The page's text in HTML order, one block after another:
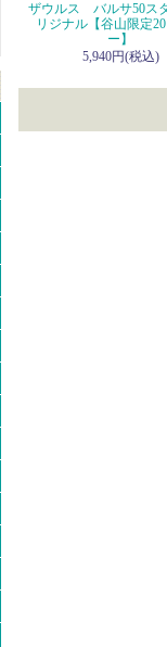
ザウルス バルサ50ス
リジナル【谷山限定
ー】
5,940円(税込)